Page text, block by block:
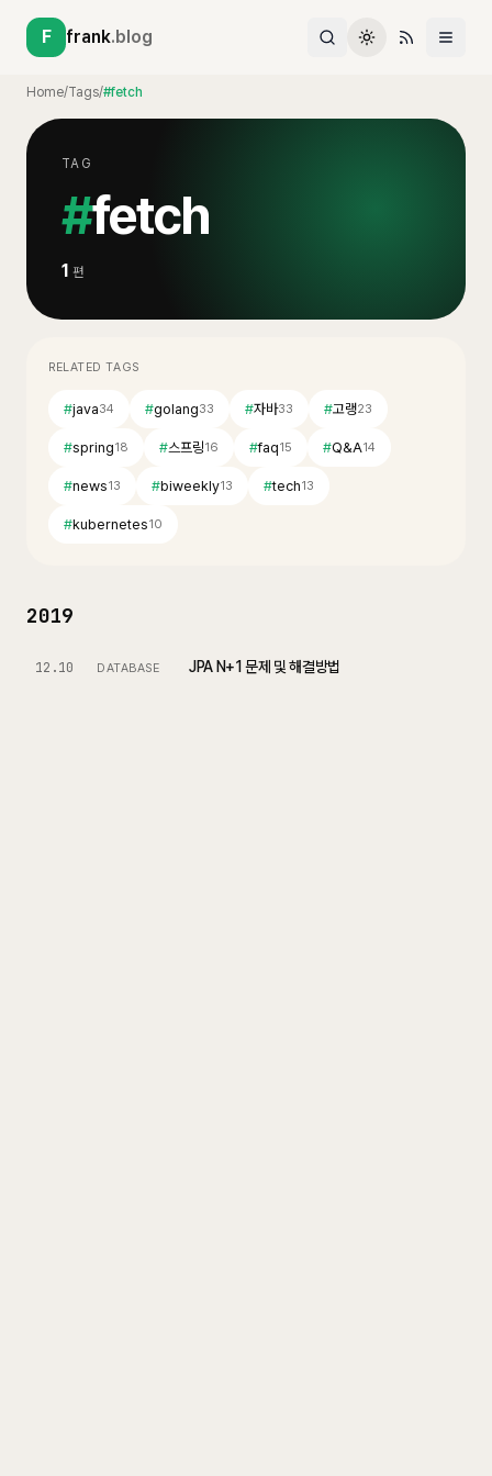
F frank.blog
Home/Tags/#fetch
TAG
#fetch
1 편
RELATED TAGS
#java34 #golang33 #자바33 #고랭23
#spring18 #스프링16 #faq15 #Q&A14
#news13 #biweekly13 #tech13
#kubernetes10
2019
12.10 DATABASE JPA N+1 문제 및 해결방법